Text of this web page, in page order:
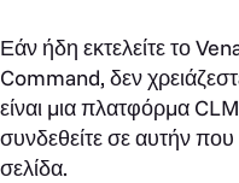
Εάν ήδη εκτελείτε το
Command, δεν
είναι μια πλατφόρμα
συνδεθείτε σε αυτήν
σελίδα.